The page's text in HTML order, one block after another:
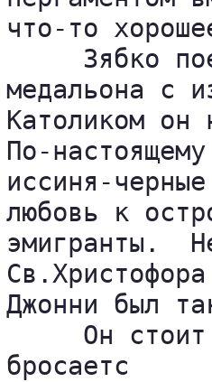
что-то
Зябко
медальона с
Католиком
По-
иссиня-
любовь к
эмигранты.
Джонни был
Он
бросаетс